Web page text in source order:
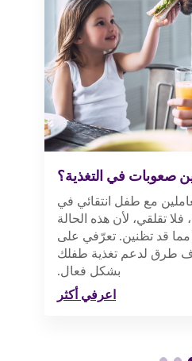
صعوبات في التغذية؟
مع طفل انتقائي في
فلا تقلقي، لأن هذه الحالة
مما قد تظنين. تعرّفي على
طرق لدعم تغذية طفلك
بشكل فعال.
اعرفي أكثر